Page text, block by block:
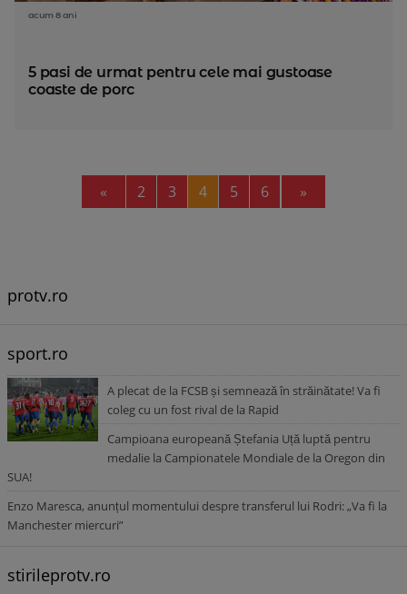
acum 8 ani
5 pasi de urmat pentru cele mai gustoase
coaste de porc
« Previous
2 3 4 5 6 »
protv.ro
sport.ro
A plecat de la FCSB și semnează în străinătate! Va fi
coleg cu un fost rival de la Rapid
Campioana europeană Ștefania Uță luptă pentru
medalie la Campionatele Mondiale de la Oregon din
SUA!
Enzo Maresca, anunțul momentului despre transferul lui Rodri: „Va fi la
Manchester miercuri”
stirileprotv.ro